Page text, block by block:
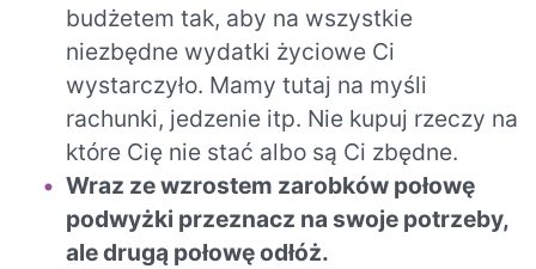
budżetem tak, aby na wszystkie
niezbędne wydatki życiowe Ci
wystarczyło. Mamy tutaj na myśli
rachunki, jedzenie itp. Nie kupuj rzeczy na
które Cię nie stać albo są Ci zbędne.
Wraz ze wzrostem zarobków połowę
podwyżki przeznacz na swoje potrzeby,
ale drugą połowę odłóż.